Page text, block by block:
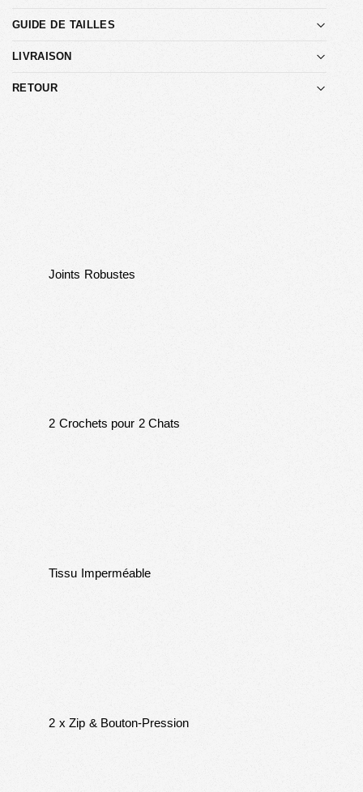
GUIDE DE TAILLES
LIVRAISON
RETOUR
Joints Robustes
2 Crochets pour 2 Chats
Tissu Imperméable
2 x Zip & Bouton-Pression